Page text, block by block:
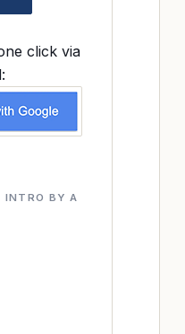
click via
INTRO BY A